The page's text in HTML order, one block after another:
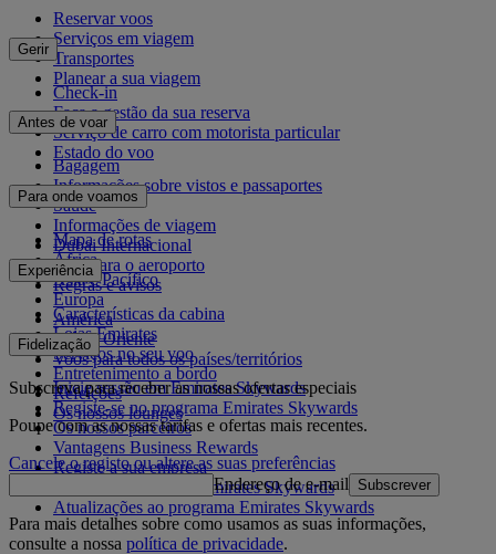
Reservar voos
Serviços em viagem
Transportes
Planear a sua viagem
Gerir
Check-in
Faça a gestão da sua reserva
Serviço de carro com motorista particular
Estado do voo
Antes de voar
Bagagem
Informações sobre vistos e passaportes
Saúde
Informações de viagem
Dubai Internacional
De e para o aeroporto
Regras e avisos
Para onde voamos
Mapa de rotas
África
Ásia e Pacífico
Europa
América
Médio Oriente
Voos para todos os países/territórios
Experiência
Características da cabina
Lojas Emirates
Serviços no seu voo
Entretenimento a bordo
Refeições
Os nossos lounges
Fidelização
Inicie sessão em Emirates Skywards
Registe-se no programa Emirates Skywards
Os nossos parceiros
Vantagens Business Rewards
Registe a sua empresa
Regras do programa Emirates Skywards
Atualizações ao programa Emirates Skywards
Subscreva para receber as nossas ofertas especiais
Poupe com as nossas tarifas e ofertas mais recentes.
Cancele o registo ou altere as suas preferências
Endereço de e-mail
Subscrever
Para mais detalhes sobre como usamos as suas informações,
consulte a nossa política de privacidade.